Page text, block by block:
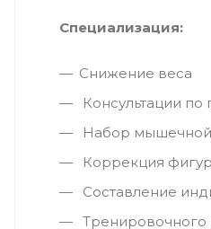
Специализация:
Снижение веса
Консультации по
Набор
Коррекция
Составление
Тренировочного